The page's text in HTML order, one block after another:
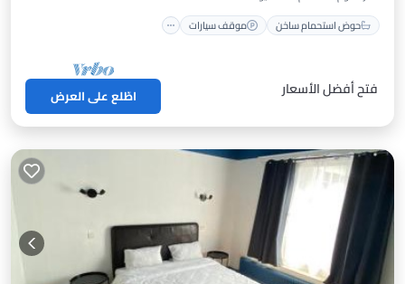
حوض استحمام ساخن
موقف سيارات
فتح أفضل الأسعار اطّلع على العرض